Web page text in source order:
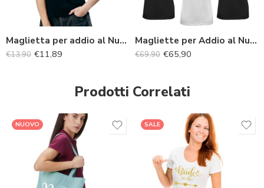
Maglietta per addio al Nubilato
€13,90 €11,89
Magliette per Addio al Nubilato 5+1 omaggio
€69,90 €65,90
Prodotti Correlati
NUOVO SALE